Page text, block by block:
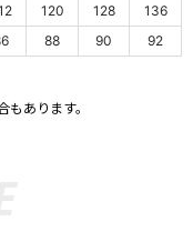
120 128
136
88 90 92
あります。